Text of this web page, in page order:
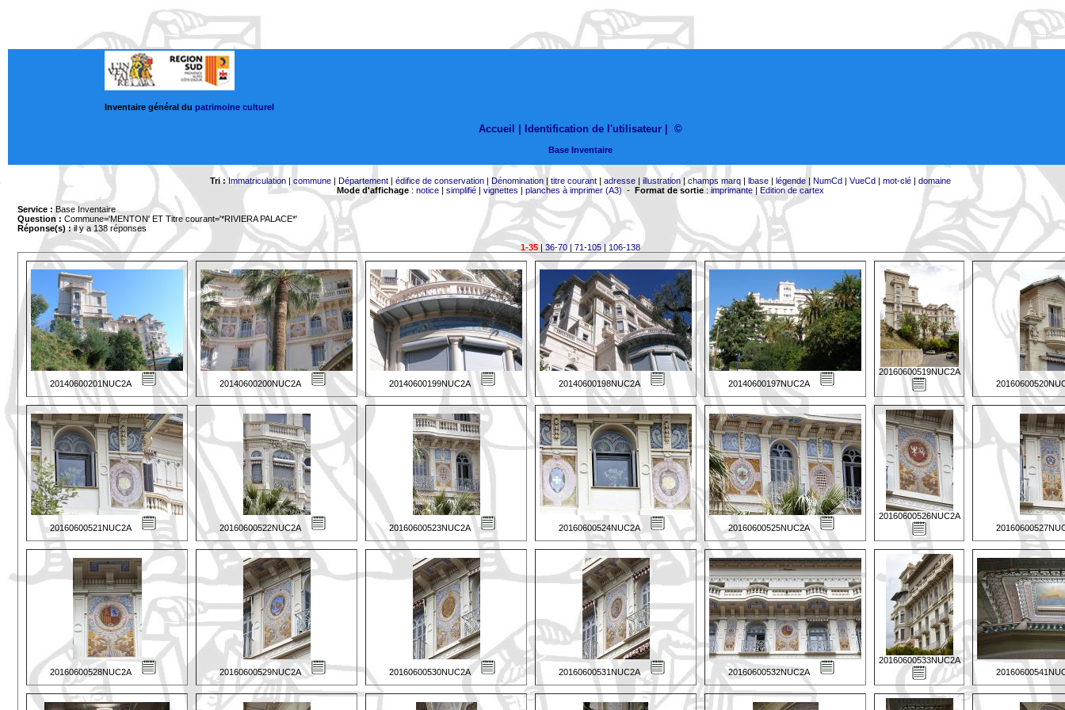
Inventaire général du patrimoine culturel
Accueil | Identification de l'utilisateur ©
Base Inventaire
Tri : Immatriculation| commune| Département| édifice de conservation| Dénomination| titre courant| adresse| illustration|champs marq| lbase| légende| NumCd| VueCd| mot-clé| domaine
Mode d'affichage: notice| simplifié| vignettes | planches à imprimer (A3)- Format de sortie:imprimante| Edition de cartex
Service : Base Inventaire
Question : Commune='MENTON' ET Titre courant='*RIVIERA PALACE*'
Réponse(s) :il y a 138 réponses
1-35|36-70| 71-105| 106-138
20140600201NUC2A 20140600200NUC2A 20140600199NUC2A 20140600198NUC2A 20140600197NUC2A
20160600519NUC2A
20160600521NUC2A 20160600522NUC2A 20160600523NUC2A 20160600524NUC2A 20160600525NUC2A
20160600526NUC2A
20160600528NUC2A 20160600529NUC2A 20160600530NUC2A 20160600531NUC2A 20160600532NUC2A
20160600533NUC2A